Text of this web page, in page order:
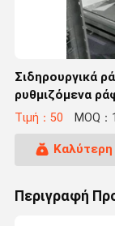
Σιδηρουργικά
ρυθμιζόμενα
Τιμή：50 MOQ：
Καλύτερη
Περιγραφή